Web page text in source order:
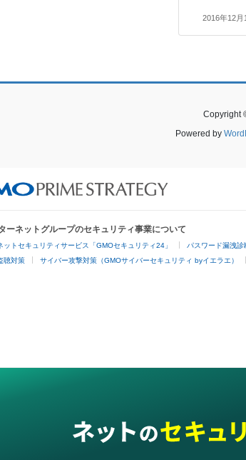
2016年12月
Copyright
Powered by
ーネットグループのセキュリティ事業について
ットセキュリティサービス「GMOセキュリティ24」 パスワード漏洩診
聴対策 サイバー攻撃対策（GMOサイバーセキュリティ byイエラエ）